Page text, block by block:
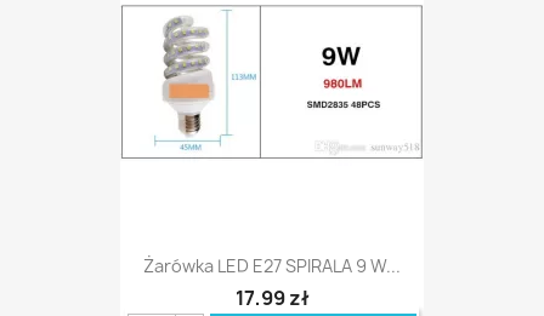
Żarówka LED E27 SPIRALA 9 W...
17,99 zł